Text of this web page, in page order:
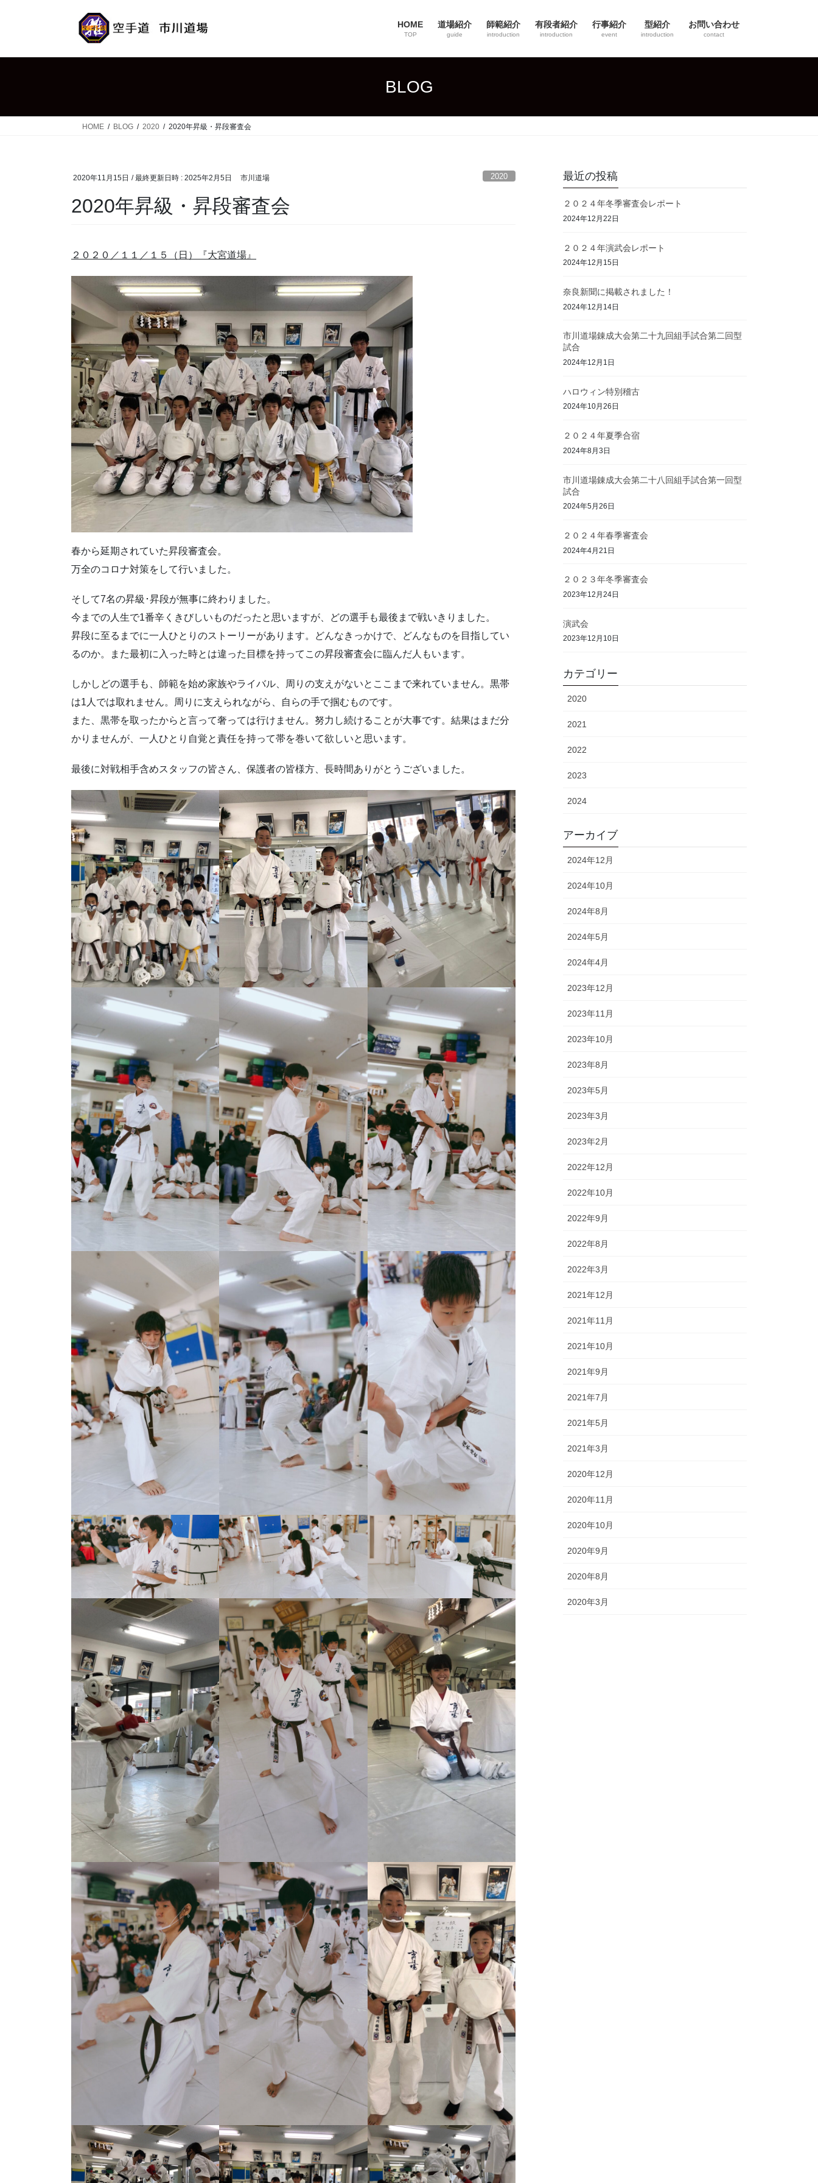
HOME
TOP
道場紹介
guide
師範紹介
introduction
有段者紹介
introduction
行事紹介
event
型紹介
introduction
お問い合わせ
contact
BLOG
HOME BLOG 2020 2020年昇級・昇段審査会
2020年11月15日 / 最終更新日時 : 2025年2月5日 市川道場 2020
2020年昇級・昇段審査会
２０２０／１１／１５（日）『大宮道場』
春から延期されていた昇段審査会。
万全のコロナ対策をして行いました。
そして7名の昇級･昇段が無事に終わりました。
今までの人生で1番辛くきびしいものだったと思いますが、どの選手も最後まで戦いきりました。
昇段に至るまでに一人ひとりのストーリーがあります。どんなきっかけで、どんなものを目指してい
るのか。また最初に入った時とは違った目標を持ってこの昇段審査会に臨んだ人もいます。
しかしどの選手も、師範を始め家族やライバル、周りの支えがないとここまで来れていません。黒帯
は1人では取れません。周りに支えられながら、自らの手で掴むものです。
また、黒帯を取ったからと言って奢っては行けません。努力し続けることが大事です。結果はまだ分
かりませんが、一人ひとり自覚と責任を持って帯を巻いて欲しいと思います。
最後に対戦相手含めスタッフの皆さん、保護者の皆様方、長時間ありがとうございました。
最近の投稿
２０２４年冬季審査会レポート
2024年12月22日
２０２４年演武会レポート
2024年12月15日
奈良新聞に掲載されました！
2024年12月14日
市川道場錬成大会第二十九回組手試合第二回型
試合
2024年12月1日
ハロウィン特別稽古
2024年10月26日
２０２４年夏季合宿
2024年8月3日
市川道場錬成大会第二十八回組手試合第一回型
試合
2024年5月26日
２０２４年春季審査会
2024年4月21日
２０２３年冬季審査会
2023年12月24日
演武会
2023年12月10日
カテゴリー
2020
2021
2022
2023
2024
アーカイブ
2024年12月
2024年10月
2024年8月
2024年5月
2024年4月
2023年12月
2023年11月
2023年10月
2023年8月
2023年5月
2023年3月
2023年2月
2022年12月
2022年10月
2022年9月
2022年8月
2022年3月
2021年12月
2021年11月
2021年10月
2021年9月
2021年7月
2021年5月
2021年3月
2020年12月
2020年11月
2020年10月
2020年9月
2020年8月
2020年3月